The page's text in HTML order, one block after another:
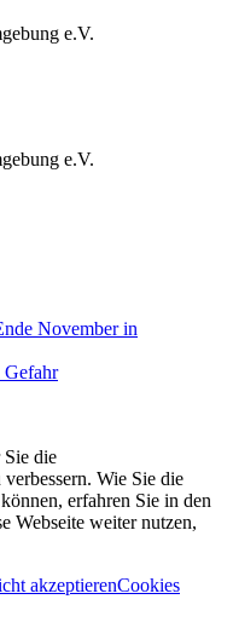
e.V.
e.V.
November in
Gefahr
die
Wie Sie die
erfahren Sie in den
Webseite weiter nutzen,
akzeptierenCookies